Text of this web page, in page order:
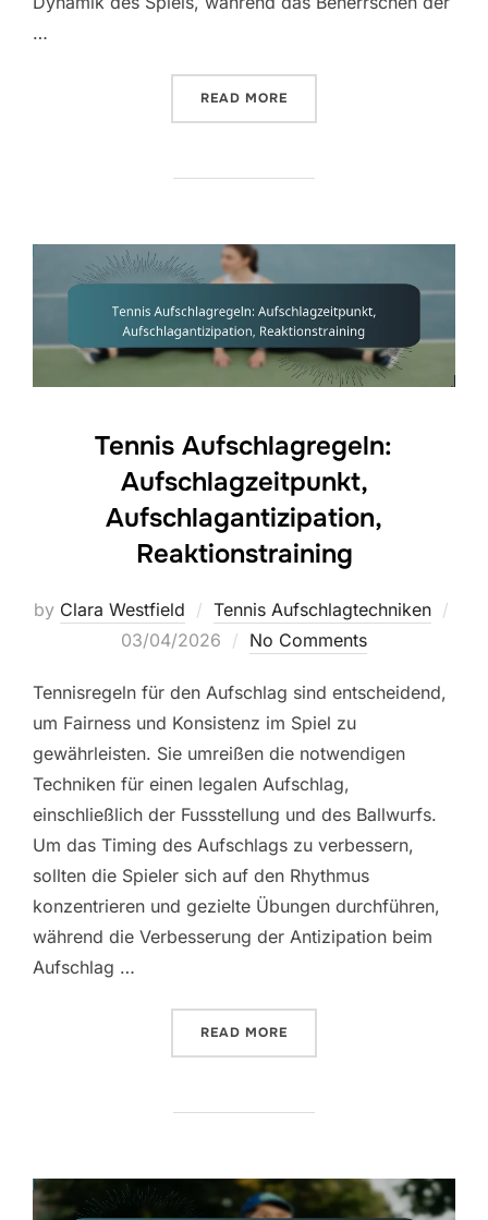
…
READ MORE
Tennis Aufschlagregeln:
Aufschlagzeitpunkt,
Aufschlagantizipation,
Reaktionstraining
by Clara Westfield
Tennis Aufschlagtechniken
Posted
03/04/2026 No Comments
Tennisregeln für den Aufschlag sind entscheidend,
um Fairness und Konsistenz im Spiel zu
gewährleisten. Sie umreißen die notwendigen
Techniken für einen legalen Aufschlag,
einschließlich der Fussstellung und des Ballwurfs.
Um das Timing des Aufschlags zu verbessern,
sollten die Spieler sich auf den Rhythmus
konzentrieren und gezielte Übungen durchführen,
während die Verbesserung der Antizipation beim
Aufschlag …
READ MORE